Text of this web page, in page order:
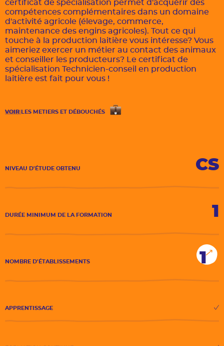
certificat de spécialisation permet d'acquérir des
compétences complémentaires dans un domaine
d'activité agricole (élevage, commerce,
maintenance des engins agricoles). Tout ce qui
touche à la production laitière vous intéresse? Vous
aimeriez exercer un métier au contact des animaux
et conseiller les producteurs? Le certificat de
spécialisation Technicien-conseil en production
laitière est fait pour vous !
VOIR LES METIERS ET DÉBOUCHÉS
NIVEAU D'ÉTUDE OBTENU CS
DURÉE MINIMUM DE LA FORMATION 1
NOMBRE D'ÉTABLISSEMENTS 1
APPRENTISSAGE